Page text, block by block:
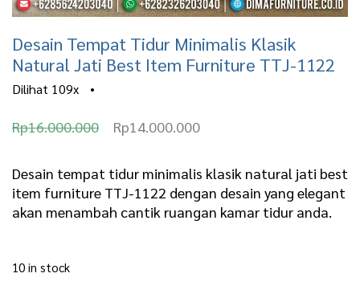
Desain Tempat Tidur Minimalis Klasik
Natural Jati Best Item Furniture TTJ-1122
Dilihat 109x •
Rp16.000.000
O
i
g
i
Rp14.000.000C
r
r
e
Desain tempat tidur minimalis klasik natural jati best
item furniture TTJ-1122 dengan desain yang elegant
akan menambah cantik ruangan kamar tidur anda.
10 in stock